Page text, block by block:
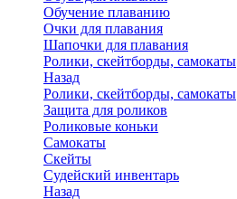
Обучение плаванию
Очки для плавания
Шапочки для плавания
Ролики, скейтборды, самокаты
Назад
Ролики, скейтборды, самокаты
Защита для роликов
Роликовые коньки
Самокаты
Скейты
Судейский инвентарь
Назад